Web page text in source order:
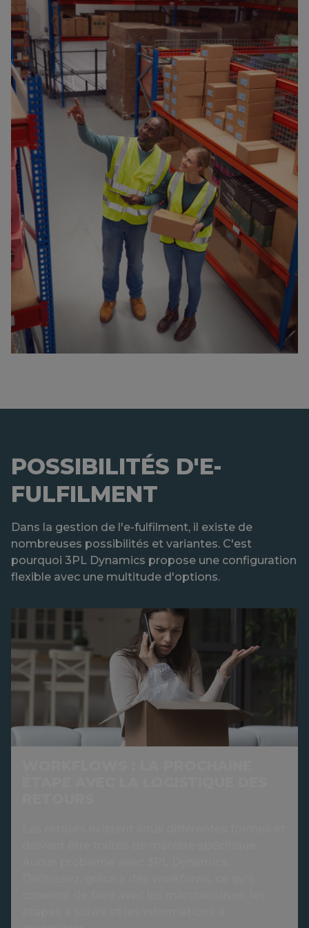
client commande un article qui n'est pas en
stock. Dans ce cas, vous devez gérer des
backorders.
Y a-t-il un nombre insuffisant d'articles en
stock pour finaliser une commande ? Avec
3PL Dynamics, dès que ces articles sont de
nouveau disponibles dans votre entrepôt,
vous pouvez finaliser l'expédition de la
commande.
POSSIBILITÉS D'E-
FULFILMENT
Dans la gestion de l'e-fulfilment, il existe de
nombreuses possibilités et variantes. C'est
pourquoi 3PL Dynamics propose une configuration
flexible avec une multitude d'options.